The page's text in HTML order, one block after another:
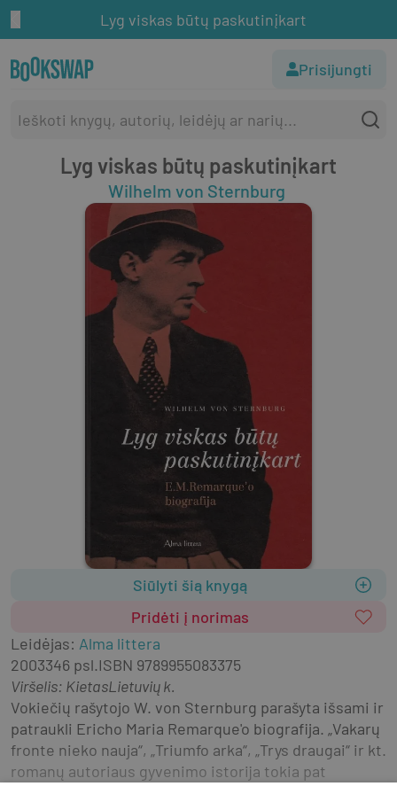
Lyg viskas būtų paskutinįkart
Prisijungti
Lyg viskas būtų paskutinįkart
Wilhelm von Sternburg
Siūlyti šią knygą
Pridėti į norimas
Leidėjas: Alma littera
2003346 psl.ISBN 9789955083375
Viršelis: KietasLietuvių k.
Vokiečių rašytojo W. von Sternburg parašyta išsami ir
patraukli Ericho Maria Remarque'o biografija. „Vakarų
fronte nieko nauja“, „Triumfo arka“, „Trys draugai“ ir kt.
romanų autoriaus gyvenimo istorija tokia pat